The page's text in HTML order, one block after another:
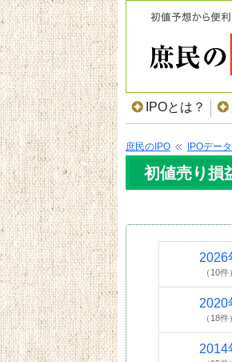
IPOとは？
庶民のIPO IPOデータ
初値売り損
2026
（10件
2020
（18件
2014